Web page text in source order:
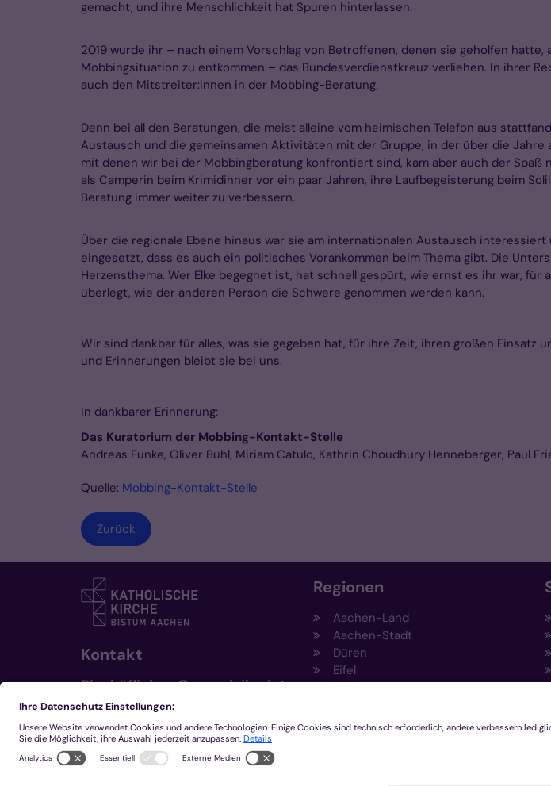
gemacht, und ihre Menschlichkeit hat Spuren hinterlassen.
2019 wurde ihr – nach einem Vorschlag von Betroffenen, denen sie geholfen hatte,
Mobbingsituation zu entkommen – das Bundesverdienstkreuz verliehen. In ihrer
auch den Mitstreiter:innen in der Mobbing-Beratung.
Denn bei all den Beratungen, die meist alleine vom heimischen Telefon aus
Austausch und die gemeinsamen Aktivitäten mit der Gruppe, in der über die
mit denen wir bei der Mobbingberatung konfrontiert sind, kam aber auch der
als Camperin beim Krimidinner vor ein paar Jahren, ihre Laufbegeisterung beim
Beratung immer weiter zu verbessern.
Über die regionale Ebene hinaus war sie am internationalen Austausch
eingesetzt, dass es auch ein politisches Vorankommen beim Thema gibt. Die
Herzensthema. Wer Elke begegnet ist, hat schnell gespürt, wie ernst es ihr war,
überlegt, wie der anderen Person die Schwere genommen werden kann.
Wir sind dankbar für alles, was sie gegeben hat, für ihre Zeit, ihren großen Einsatz
und Erinnerungen bleibt sie bei uns.
In dankbarer Erinnerung:
Das Kuratorium der Mobbing-Kontakt-Stelle
Andreas Funke, Oliver Bühl, Miriam Catulo, Kathrin Choudhury Henneberger, Paul
Quelle: Mobbing-Kontakt-Stelle
Zurück
Kontakt
Bischöfliches Generalvikariat
Aachen
+49 241 452-0
kommunikation@bistum-
aachen.de
Regionen
Aachen-Land
Aachen-Stadt
Düren
Eifel
Heinsberg
Krefeld